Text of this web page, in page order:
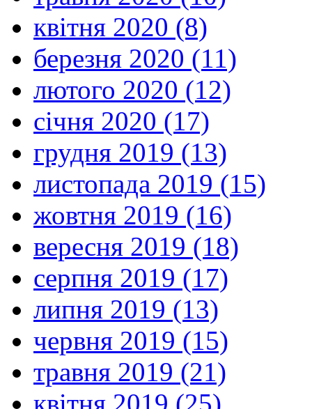
квітня 2020 (8)
березня 2020 (11)
лютого 2020 (12)
січня 2020 (17)
грудня 2019 (13)
листопада 2019 (15)
жовтня 2019 (16)
вересня 2019 (18)
серпня 2019 (17)
липня 2019 (13)
червня 2019 (15)
травня 2019 (21)